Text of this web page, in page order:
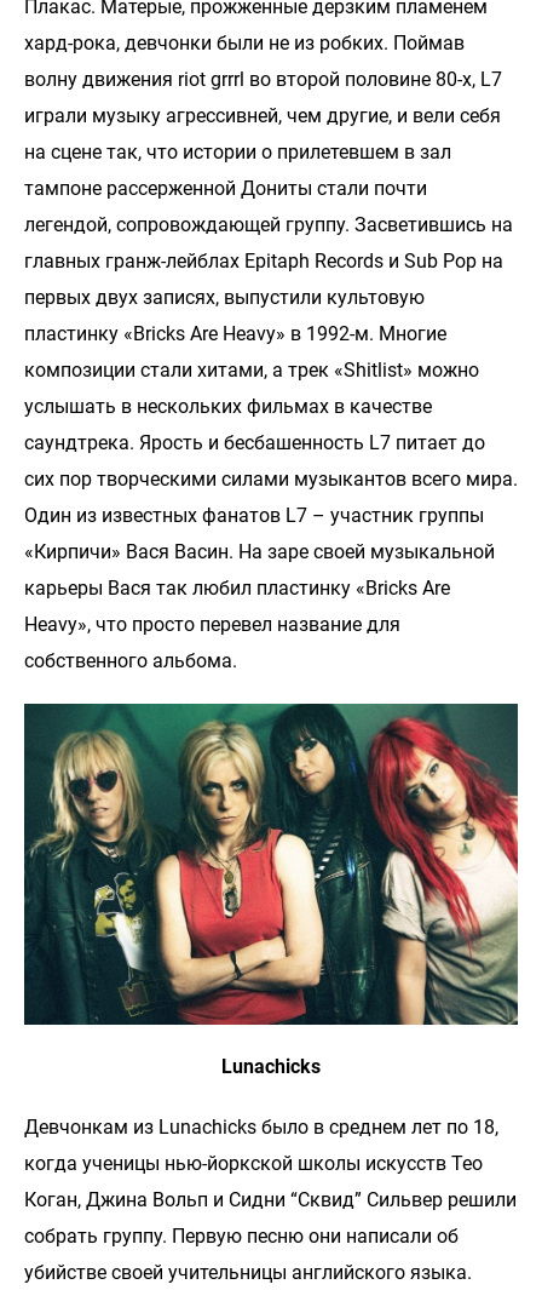
Плакас. Матерые, прожженные дерзким пламенем
хард-рока, девчонки были не из робких. Поймав
волну движения riot grrrl во второй половине 80-х, L7
играли музыку агрессивней, чем другие, и вели себя
на сцене так, что истории о прилетевшем в зал
тампоне рассерженной Дониты стали почти
легендой, сопровождающей группу. Засветившись на
главных гранж-лейблах Epitaph Records и Sub Pop на
первых двух записях, выпустили культовую
пластинку «Bricks Are Heavy» в 1992-м. Многие
композиции стали хитами, а трек «Shitlist» можно
услышать в нескольких фильмах в качестве
саундтрека. Ярость и бесбашенность L7 питает до
сих пор творческими силами музыкантов всего мира.
Один из известных фанатов L7 – участник группы
«Кирпичи» Вася Васин. На заре своей музыкальной
карьеры Вася так любил пластинку «Bricks Are
Heavy», что просто перевел название для
собственного альбома.
Lunachicks
Девчонкам из Lunachiсks было в среднем лет по 18,
когда ученицы нью-йоркской школы искусств Тео
Коган, Джина Вольп и Сидни “Сквид” Сильвер решили
собрать группу. Первую песню они написали об
убийстве своей учительницы английского языка.